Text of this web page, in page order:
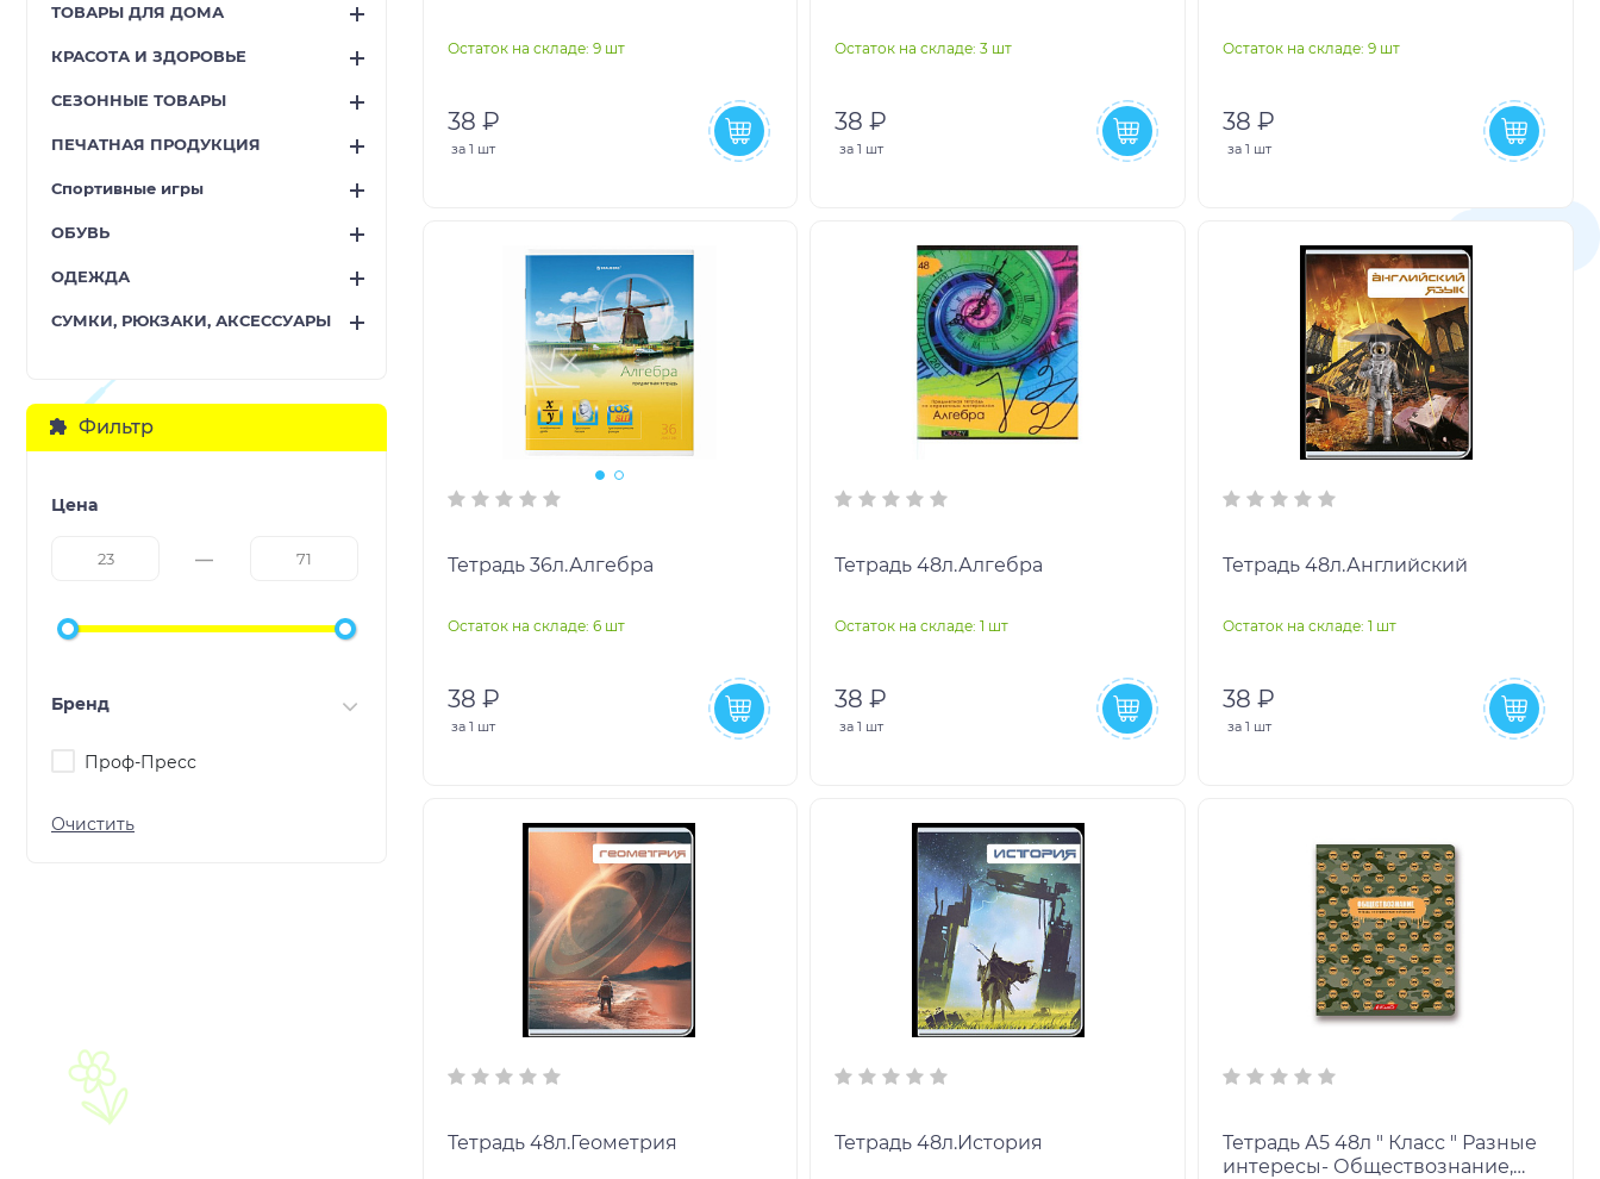
ТОВАРЫ ДЛЯ ДОМА
КРАСОТА И ЗДОРОВЬЕ
СЕЗОННЫЕ ТОВАРЫ
ПЕЧАТНАЯ ПРОДУКЦИЯ
Спортивные игры
ОБУВЬ
ОДЕЖДА
СУМКИ, РЮКЗАКИ, АКСЕССУАРЫ
Фильтр
Цена
Бренд
Проф-Пресс
Остаток на складе: 9 шт
38 ₽
за 1 шт
Остаток на складе: 3 шт
38 ₽
за 1 шт
Остаток на складе: 9 шт
38 ₽
за 1 шт
Тетрадь 36л.Алгебра
Остаток на складе: 6 шт
38 ₽
за 1 шт
Тетрадь 48л.Алгебра
Остаток на складе: 1 шт
38 ₽
за 1 шт
Тетрадь 48л.Английский
Остаток на складе: 1 шт
38 ₽
за 1 шт
Тетрадь 48л.Геометрия Тетрадь 48л.История
Тетрадь А5 48л " Класс " Разные
интересы- Обществознание,